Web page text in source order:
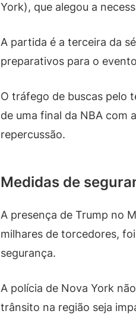
York), que alegou a
A partida é a terceira da
preparativos para o
O tráfego de buscas pelo
de uma final da NBA com
repercussão.
Medidas de
A presença de Trump no
milhares de torcedores,
segurança.
A polícia de Nova York
trânsito na região seja